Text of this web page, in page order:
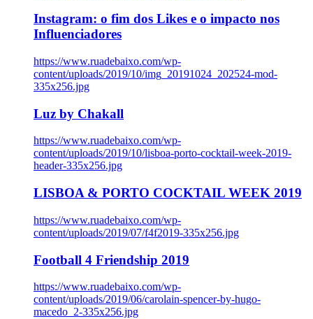
Instagram: o fim dos Likes e o impacto nos
Influenciadores
https://www.ruadebaixo.com/wp-
content/uploads/2019/10/img_20191024_202524-mod-
335x256.jpg
Luz by Chakall
https://www.ruadebaixo.com/wp-
content/uploads/2019/10/lisboa-porto-cocktail-week-2019-
header-335x256.jpg
LISBOA & PORTO COCKTAIL WEEK 2019
https://www.ruadebaixo.com/wp-
content/uploads/2019/07/f4f2019-335x256.jpg
Football 4 Friendship 2019
https://www.ruadebaixo.com/wp-
content/uploads/2019/06/carolain-spencer-by-hugo-
macedo_2-335x256.jpg